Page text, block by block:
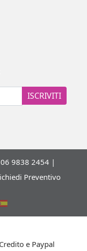
ISCRIVITI
9838 2454 |
Preventivo
e Paypal